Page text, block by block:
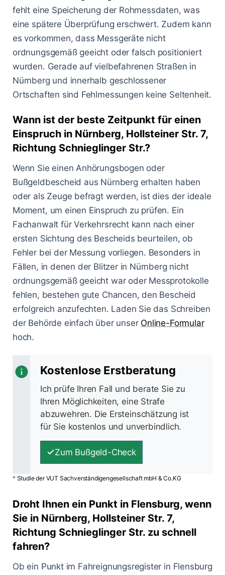
fehlt eine Speicherung der Rohmessdaten, was
eine spätere Überprüfung erschwert. Zudem kann
es vorkommen, dass Messgeräte nicht
ordnungsgemäß geeicht oder falsch positioniert
wurden. Gerade auf vielbefahrenen Straßen in
Nürnberg und innerhalb geschlossener
Ortschaften sind Fehlmessungen keine Seltenheit.
Wann ist der beste Zeitpunkt für einen
Einspruch in Nürnberg, Hollsteiner Str. 7,
Richtung Schnieglinger Str.?
Wenn Sie einen Anhörungsbogen oder
Bußgeldbescheid aus Nürnberg erhalten haben
oder als Zeuge befragt werden, ist dies der ideale
Moment, um einen Einspruch zu prüfen. Ein
Fachanwalt für Verkehrsrecht kann nach einer
ersten Sichtung des Bescheids beurteilen, ob
Fehler bei der Messung vorliegen. Besonders in
Fällen, in denen der Blitzer in Nürnberg nicht
ordnungsgemäß geeicht war oder Messprotokolle
fehlen, bestehen gute Chancen, den Bescheid
erfolgreich anzufechten. Laden Sie das Schreiben
der Behörde einfach über unser Online-Formular
hoch.
Kostenlose Erstberatung
Ich prüfe Ihren Fall und berate Sie zu
Ihren Möglichkeiten, eine Strafe
abzuwehren. Die Ersteinschätzung ist
für Sie kostenlos und unverbindlich.
Zum Bußgeld-Check
* Studie der VUT Sachverständigengesellschaft mbH & Co.KG
Droht Ihnen ein Punkt in Flensburg, wenn
Sie in Nürnberg, Hollsteiner Str. 7,
Richtung Schnieglinger Str. zu schnell
fahren?
Ob ein Punkt im Fahreignungsregister in Flensburg